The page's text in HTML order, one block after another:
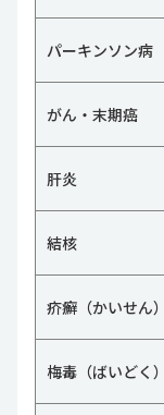
パーキンソン病
がん・末期癌
肝炎
結核
疥癬（かいせん）
梅毒（ばいどく）